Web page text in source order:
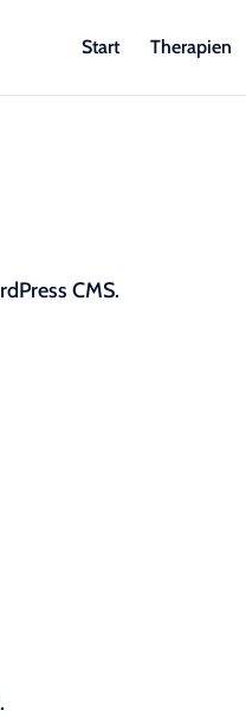
Start Therapien
CMS.